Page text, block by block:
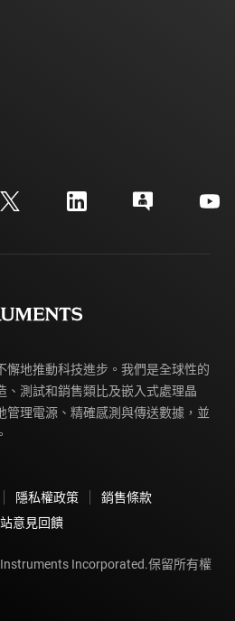
懈地推動科技進步。我們是全球性的
、測試和銷售類比及嵌入式處理晶
管理電源、精確感測與傳送數據，並
隱私權政策
銷售條款
意見回饋
Incorporated.保留所有權